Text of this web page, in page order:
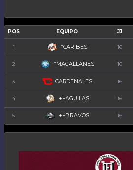
POS EQUIPO JJ
1 *CARIBES 16
2 *MAGALLANES 16
3 CARDENALES 16
4 ++AGUILAS 16
5 ++BRAVOS 16